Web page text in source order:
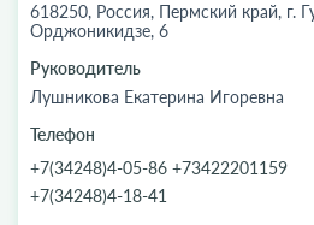
618250, Россия, Пермский край, г.
Орджоникидзе, 6
Руководитель
Лушникова Екатерина Игоревна
Телефон
+7(34248)4-05-86 +73422201159
+7(34248)4-18-41